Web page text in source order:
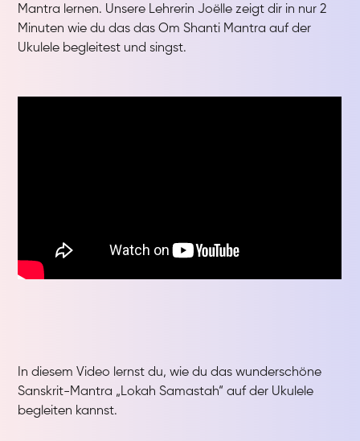
Mantra lernen. Unsere Lehrerin Joëlle zeigt dir in nur 2
Minuten wie du das das Om Shanti Mantra auf der
Ukulele begleitest und singst.
In diesem Video lernst du, wie du das wunderschöne
Sanskrit-Mantra „Lokah Samastah“ auf der Ukulele
begleiten kannst.